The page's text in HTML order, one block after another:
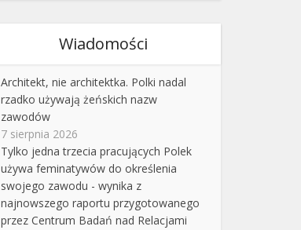
Wiadomości
Architekt, nie architektka. Polki nadal
rzadko używają żeńskich nazw
zawodów
7 sierpnia 2026
Tylko jedna trzecia pracujących Polek
używa feminatywów do określenia
swojego zawodu - wynika z
najnowszego raportu przygotowanego
przez Centrum Badań nad Relacjami